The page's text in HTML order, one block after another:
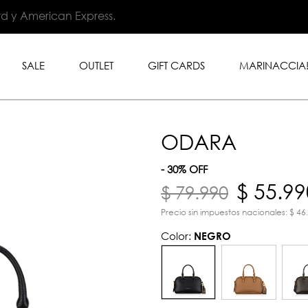
en toda la tienda con
y American Express.
SALE OUTLET GIFT CARDS MARINACCIA!
ODARA
- 30% OFF
$ 79.990 $
Precio sin impuestos nacionales: $
Color: NEGRO